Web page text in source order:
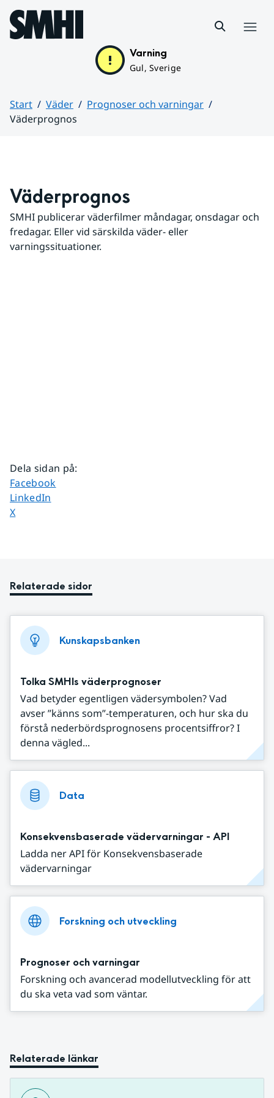
Hoppa till sidans innehåll
Varning
Gul, Sverige
Start Väder
Prognoser och varningar
Väderprognos
Väderprognos
SMHI publicerar väderfilmer måndagar, onsdagar och
fredagar. Eller vid särskilda väder- eller
varningssituationer.
Dela sidan på:
Dela sidan på
Facebook
Dela sidan på
LinkedIn
Dela sidan på
X
Relaterade sidor
Kunskapsbanken
Tolka SMHIs väderprognoser
Vad betyder egentligen vädersymbolen? Vad
avser ”känns som”-temperaturen, och hur ska du
förstå nederbördsprognosens procentsiffror? I
denna vägled...
Data
Konsekvensbaserade vädervarningar - API
Ladda ner API för Konsekvensbaserade
vädervarningar
Forskning och utveckling
Prognoser och varningar
Forskning och avancerad modellutveckling för att
du ska veta vad som väntar.
Relaterade länkar